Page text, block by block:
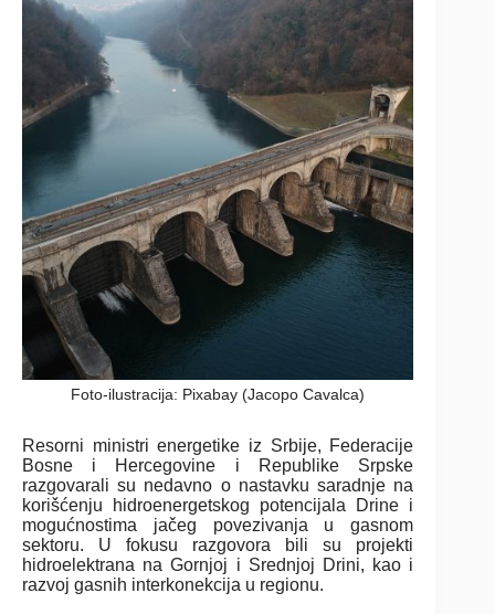
Foto-ilustracija: Pixabay (Jacopo Cavalca)
Resorni ministri energetike iz Srbije, Federacije
Bosne i Hercegovine i Republike Srpske
razgovarali su nedavno o nastavku saradnje na
korišćenju hidroenergetskog potencijala Drine i
mogućnostima jačeg povezivanja u gasnom
sektoru. U fokusu razgovora bili su projekti
hidroelektrana na Gornjoj i Srednjoj Drini, kao i
razvoj gasnih interkonekcija u regionu.